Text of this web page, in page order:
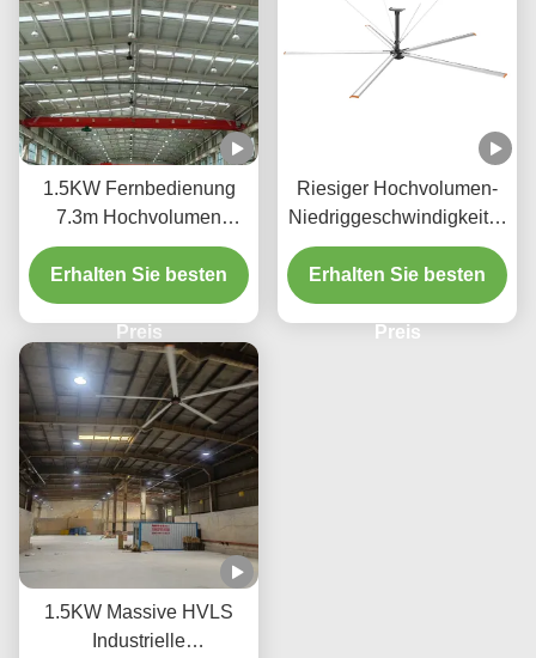
1.5KW Fernbedienung
7.3m Hochvolumen
Deckenventilatoren 5
Blade HVLS Ventilator für
Stadien
Erhalten Sie besten
Preis
Riesiger Hochvolumen-
Niedriggeschwindigkeitsv
entilator 7.3M
Durchmesser Industrieller
Deckenventilator 0.75KW
Erhalten Sie besten
Preis
1.5KW Massive HVLS
Industrielle